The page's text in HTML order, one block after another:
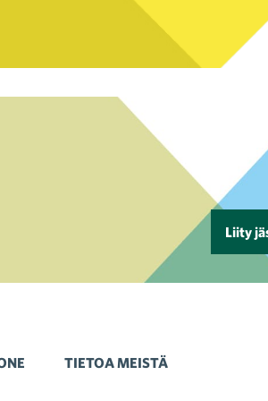
Liity
TIETOA MEISTÄ